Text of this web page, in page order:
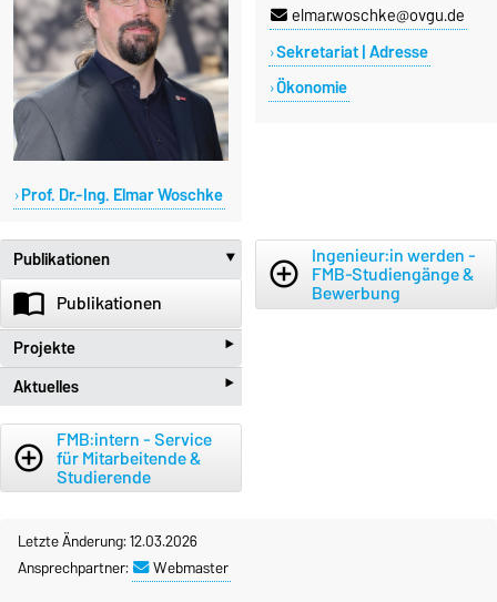
Prof. Dr.-Ing. Elmar Woschke
elmar.woschke@ovgu.de
Sekretariat | Adresse
Ökonomie
Publikationen ‣
import_contacts Publikationen
Aktuelles ‣
new_releases Aktuelles
Projekte ‣
beenhere Projekte
add_circle_outline
Ingenieur:in werden -
FMB-Studiengänge &
Bewerbung
add_circle_outline
FMB:intern - Service
für Mitarbeitende &
Studierende
Letzte Änderung: 12.03.2026
Ansprechpartner:
Webmaster